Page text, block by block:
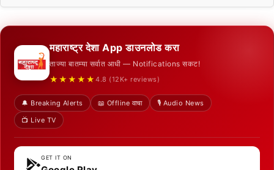
महाराष्ट्र देशा App डाउनलोड करा
ताज्या बातम्या सर्वात आधी — Notifications सकट!
★★★★★ 4.8 (12K+ reviews)
🔔 Breaking Alerts 📖 Offline वाचा
🎙️ Audio News
📺 Live TV
GET IT ON